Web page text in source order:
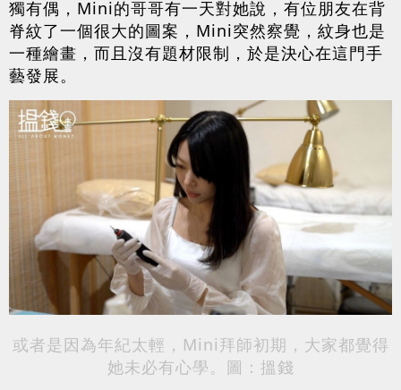
獨有偶，Mini的哥哥有一天對她說，有位朋友在背
脊紋了一個很大的圖案，Mini突然察覺，紋身也是
一種繪畫，而且沒有題材限制，於是決心在這門手
藝發展。
或者是因為年紀太輕，Mini拜師初期，大家都覺得
她未必有心學。圖：搵錢